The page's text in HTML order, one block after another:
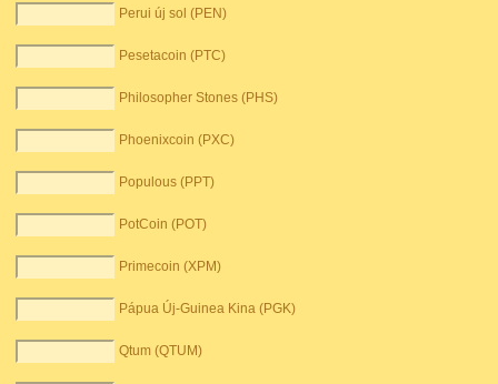
Perui új sol (PEN)
Pesetacoin (PTC)
Philosopher Stones (PHS)
Phoenixcoin (PXC)
Populous (PPT)
PotCoin (POT)
Primecoin (XPM)
Pápua Új-Guinea Kina (PGK)
Qtum (QTUM)